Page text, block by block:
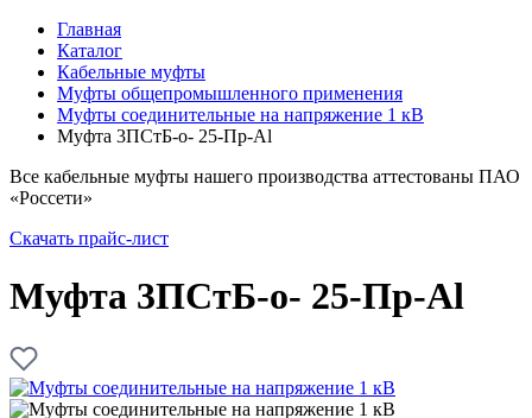
Главная
Каталог
Кабельные муфты
Муфты общепромышленного применения
Муфты соединительные на напряжение 1 кВ
Муфта 3ПСтБ-о- 25-Пр-Al
Все кабельные муфты нашего производства аттестованы ПАО
«Россети»
Скачать прайс-лист
Муфта 3ПСтБ-о- 25-Пр-Al